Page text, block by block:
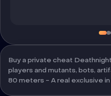
Buy a private cheat
players and mutants, bots,
80 meters - A real exclusive